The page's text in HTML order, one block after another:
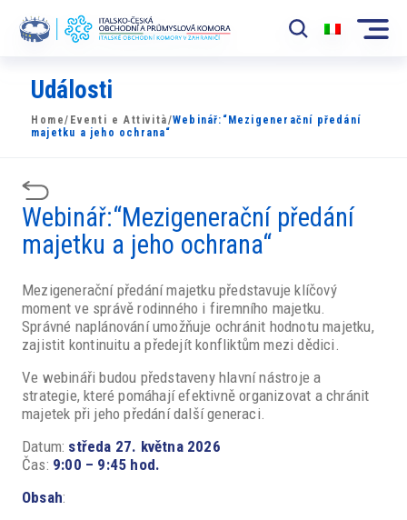
Komora
News
Rozvoj Trhu
Členové
Partneři
​​Projekty
Členská sekce
Události
Home/ Eventi e Attività/Webinář:“Mezigenerační předání
majetku a jeho ochrana“
Webinář:“Mezigenerační předání
majetku a jeho ochrana“
Mezigenerační předání majetku představuje klíčový
moment ve správě rodinného i firemního majetku.
Správné naplánování umožňuje ochránit hodnotu majetku,
zajistit kontinuitu a předejít konfliktům mezi dědici.
Ve webináři budou představeny hlavní nástroje a
strategie, které pomáhají efektivně organizovat a chránit
majetek při jeho předání další generaci.
Datum: středa 27. května 2026
Čas: 9:00 – 9:45 hod.
Obsah: